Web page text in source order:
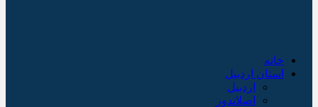
خانه
استان اردبیل
اردبیل
اصلاندوز